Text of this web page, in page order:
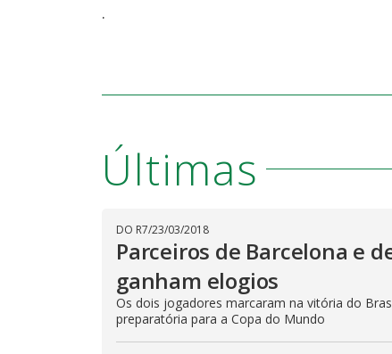
.
Últimas
DO R7/23/03/2018
Parceiros de Barcelona e
ganham elogios
Os dois jogadores marcaram na vitória do
preparatória para a Copa do Mundo